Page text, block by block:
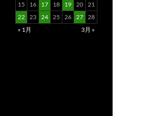
15
16 17 18 19 20 21
22 23 24 25 26 27 28
« 1月
3月 »